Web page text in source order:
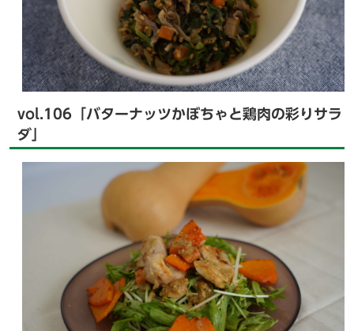
vol.106「バターナッツかぼちゃと鶏肉の彩りサラ
ダ」